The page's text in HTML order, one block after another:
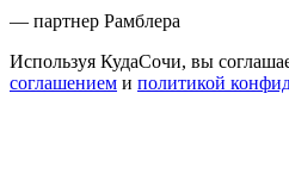
— партнер Рамблера
Используя КудаСочи, вы
соглашением и политикой